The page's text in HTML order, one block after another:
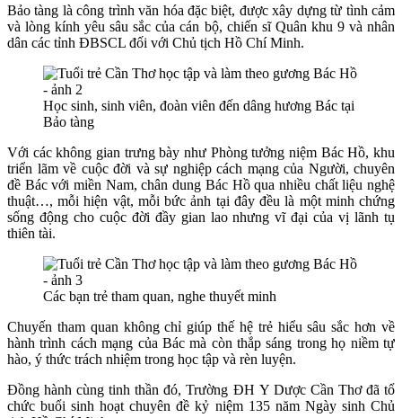
Bảo tàng là công trình văn hóa đặc biệt, được xây dựng từ tình cảm
và lòng kính yêu sâu sắc của cán bộ, chiến sĩ Quân khu 9 và nhân
dân các tỉnh ĐBSCL đối với Chủ tịch Hồ Chí Minh.
Học sinh, sinh viên, đoàn viên đến dâng hương Bác tại
Bảo tàng
Với các không gian trưng bày như Phòng tưởng niệm Bác Hồ, khu
triển lãm về cuộc đời và sự nghiệp cách mạng của Người, chuyên
đề Bác với miền Nam, chân dung Bác Hồ qua nhiều chất liệu nghệ
thuật…, mỗi hiện vật, mỗi bức ảnh tại đây đều là một minh chứng
sống động cho cuộc đời đầy gian lao nhưng vĩ đại của vị lãnh tụ
thiên tài.
Các bạn trẻ tham quan, nghe thuyết minh
Chuyến tham quan không chỉ giúp thế hệ trẻ hiểu sâu sắc hơn về
hành trình cách mạng của Bác mà còn thắp sáng trong họ niềm tự
hào, ý thức trách nhiệm trong học tập và rèn luyện.
Đồng hành cùng tinh thần đó, Trường ĐH Y Dược Cần Thơ đã tổ
chức buổi sinh hoạt chuyên đề kỷ niệm 135 năm Ngày sinh Chủ